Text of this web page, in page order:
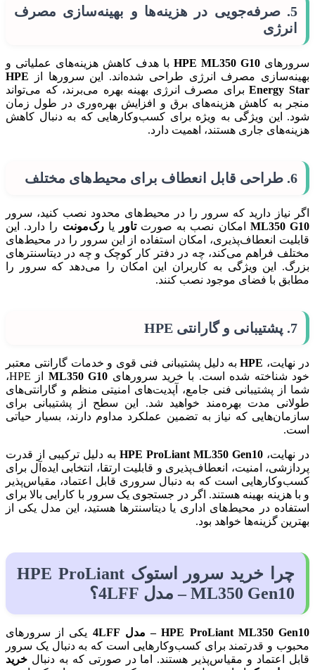
5.
صرفه‌جویی در هزینه‌ها و بهینه‌سازی مصرف
انرژی
سرورهای HPE ML350 G10 با هدف کاهش هزینه‌های عملیاتی و
بهینه‌سازی مصرف انرژی طراحی شده‌اند. این سرورها از HPE
Energy Starبرای مصرف انرژی بهینه بهره می‌برند، که می‌تواند
منجر به کاهش هزینه‌های برق و افزایش بهره‌وری در طول زمان
شود. این ویژگی به ویژه برای کسب‌وکارهایی که به دنبال کاهش
هزینه‌های جاری هستند، اهمیت دارد.
6. طراحی قابل انعطاف برای محیط‌های مختلف
اگر نیاز دارید که سرور را در محیط‌های محدود نصب کنید، سرور
ML350 G10 امکان نصب به صورتتاور یارک‌مونت را دارد. این
قابلیت انعطاف‌پذیری، امکان استفاده از این سرور را در محیط‌های
مختلف فراهم می‌کند، چه در دفتر کار کوچک و چه در دیتاسنترهای
بزرگ. این ویژگی به کاربران این امکان را می‌دهد که سرور را
مطابق با فضای موجود نصب کنند.
7. پشتیبانی و گارانتی HPE
در نهایت، HPEبه دلیل پشتیبانی فنی قوی و خدمات گارانتی معتبر
خود شناخته شده است. با خرید سرورهای ML350 G10
از HPE،
شما از پشتیبانی فنی جامع، آپدیت‌های امنیتی منظم و گارانتی‌های
طولانی مدت بهره‌مند خواهید شد. این سطح از پشتیبانی برای
سازمان‌هایی که نیاز به تضمین عملکرد مداوم دارند، بسیار حیاتی
است.
در نهایت، HPE ProLiant ML350 Gen10 به دلیل ترکیبی از قدرت
پردازشی، امنیت، انعطاف‌پذیری و قابلیت ارتقا، انتخابی ایده‌آل برای
کسب‌وکارهایی است که به دنبال سروری قابل اعتماد، مقیاس‌پذیر
و با هزینه بهینه هستند. اگر در جستجوی یک سرور با کارایی بالا برای
استفاده در محیط‌های اداری یا دیتاسنترها هستید، این مدل یکی از
بهترین گزینه‌ها خواهد بود.
چرا خرید سرور استوک HPE ProLiant
ML350 Gen10 – مدل 4LFF؟
HPE ProLiant ML350 Gen10 – مدل 4LFF
یکی از سرورهای
محبوب و قدرتمند برای کسب‌وکارهایی است که به دنبال یک سرور
قابل اعتماد و مقیاس‌پذیر هستند. اما در صورتی که به دنبال خرید